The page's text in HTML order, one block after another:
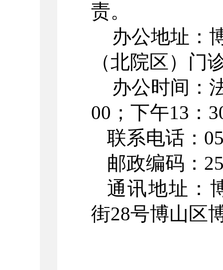
责。
办公地址：
（北院区）门
办公时间：
00；下午13：
联系电话：
邮政编码：
通讯地址：
街28号博山区